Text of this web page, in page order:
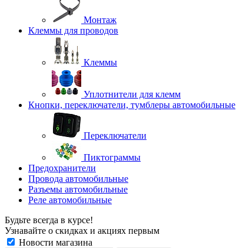
Монтаж
Клеммы для проводов
Клеммы
Уплотнители для клемм
Кнопки, переключатели, тумблеры автомобильные
Переключатели
Пиктограммы
Предохранители
Провода автомобильные
Разъемы автомобильные
Реле автомобильные
Будьте всегда в курсе!
Узнавайте о скидках и акциях первым
Новости магазина